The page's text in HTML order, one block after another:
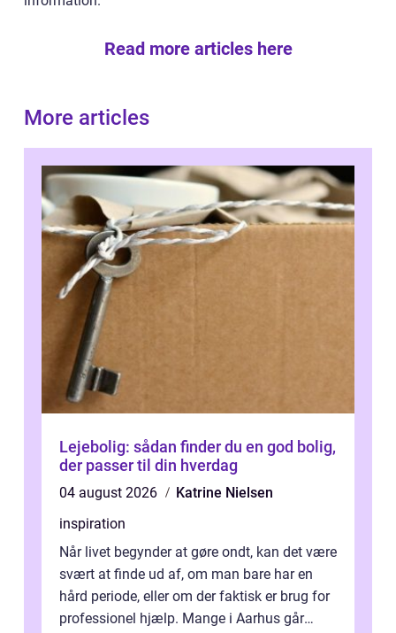
Read more articles here
More articles
Lejebolig: sådan finder du en god bolig,
der passer til din hverdag
04 august 2026
Katrine Nielsen
inspiration
Når livet begynder at gøre ondt, kan det være
svært at finde ud af, om man bare har en
hård periode, eller om der faktisk er brug for
professionel hjælp. Mange i Aarhus går